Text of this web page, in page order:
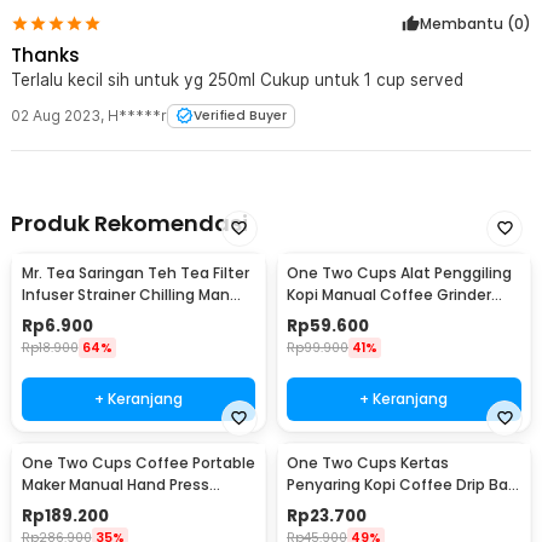
Membantu (0)
Thanks
Terlalu kecil sih untuk yg 250ml Cukup untuk 1 cup served
02 Aug 2023, H*****r Verified Buyer
Produk Rekomendasi
Mr. Tea Saringan Teh Tea Filter
Infuser Strainer Chilling Man
Silicon - MR03
Rp6.900
Rp18.900 64%
+ Keranjang
One Two Cups Alat Penggiling
Kopi Manual Coffee Grinder
Portable - WFCG9800
Rp59.600
Rp99.900 41%
+ Keranjang
One Two Cups Coffee Portable
Maker Manual Hand Press
Espresso 300ml - T35066
Rp189.200
Rp286.900 35%
One Two Cups Kertas
Penyaring Kopi Coffee Drip Bag
Paper Filter 50PCS - T111
Rp23.700
Rp45.900 49%